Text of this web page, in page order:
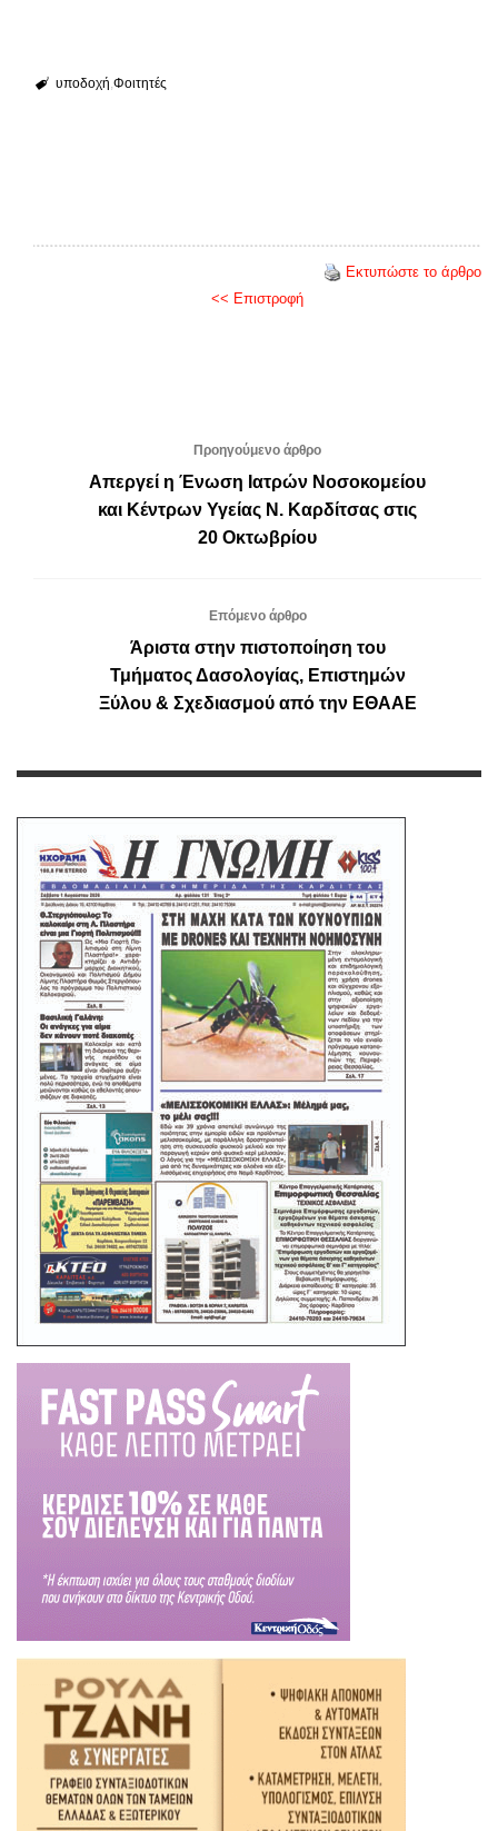
υποδοχή Φοιτητές
Εκτυπώστε το άρθρο
<< Επιστροφή
Προηγούμενο άρθρο
Απεργεί η Ένωση Ιατρών Νοσοκομείου
και Κέντρων Υγείας Ν. Καρδίτσας στις
20 Οκτωβρίου
Επόμενο άρθρο
Άριστα στην πιστοποίηση του
Τμήματος Δασολογίας, Επιστημών
Ξύλου & Σχεδιασμού από την ΕΘΑΑΕ